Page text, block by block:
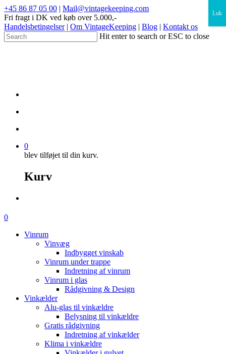
+45 86 87 05 00 | Mail@vintagekeeping.com
Fri fragt i DK ved køb over 5.000,-
Handelsbetingelser| Om VintageKeeping | Blog | Kontakt os
Hit enter to search or ESC to close
0
blev tilføjet til din kurv.
Kurv
0
Vinrum
Vinvæg
Indbygget vinskab
Vinrum under trappe
Indretning af vinrum
Vinrum i glas
Rådgivning & Design
Vinkælder
Alu-glas til vinkældre
Belysning til vinkældre
Gratis rådgivning
Indretning af vinkælder
Klima i vinkældre
×
Luk